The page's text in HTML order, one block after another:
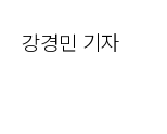
강경민 기자